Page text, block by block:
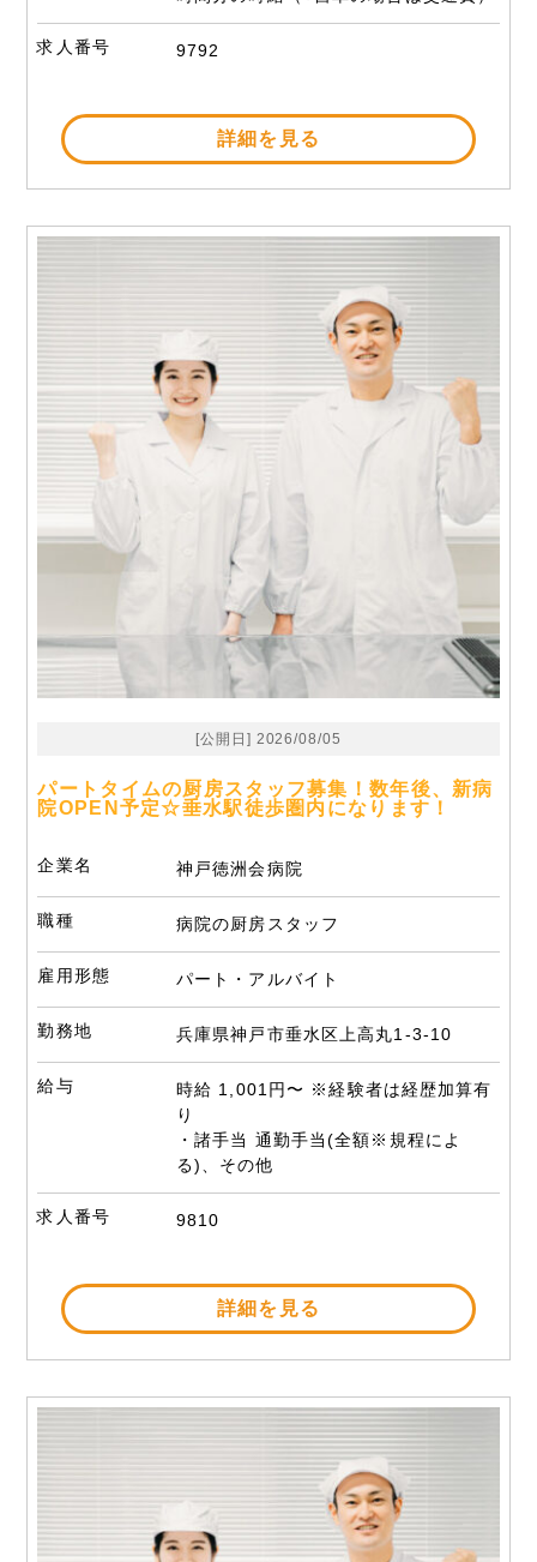
求人番号 9792
詳細を見る
[公開日] 2026/08/05
パートタイムの厨房スタッフ募集！数年後、新病
院OPEN予定☆垂水駅徒歩圏内になります！
企業名 神戸徳洲会病院
職種 病院の厨房スタッフ
雇用形態 パート・アルバイト
勤務地 兵庫県神戸市垂水区上高丸1-3-10
給与
時給 1,001円〜 ※経験者は経歴加算有
り
・諸手当 通勤手当(全額※規程によ
る)、その他
求人番号 9810
詳細を見る